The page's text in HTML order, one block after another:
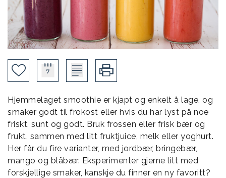
Hjemmelaget smoothie er kjapt og enkelt å lage, og
smaker godt til frokost eller hvis du har lyst på noe
friskt, sunt og godt. Bruk frossen eller frisk bær og
frukt, sammen med litt fruktjuice, melk eller yoghurt.
Her får du fire varianter, med jordbær, bringebær,
mango og blåbær. Eksperimenter gjerne litt med
forskjellige smaker, kanskje du finner en ny favoritt?